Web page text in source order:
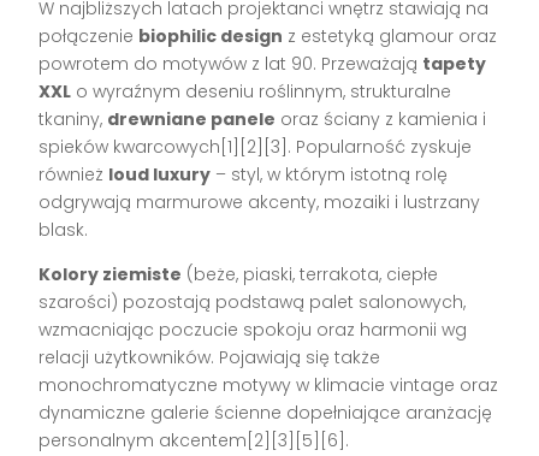
W najbliższych latach projektanci wnętrz stawiają na
połączenie biophilic design z estetyką glamour oraz
powrotem do motywów z lat 90. Przeważają tapety
XXL o wyraźnym deseniu roślinnym, strukturalne
tkaniny, drewniane panele oraz ściany z kamienia i
spieków kwarcowych[1][2][3]. Popularność zyskuje
również loud luxury – styl, w którym istotną rolę
odgrywają marmurowe akcenty, mozaiki i lustrzany
blask.
Kolory ziemiste (beże, piaski, terrakota, ciepłe
szarości) pozostają podstawą palet salonowych,
wzmacniając poczucie spokoju oraz harmonii wg
relacji użytkowników. Pojawiają się także
monochromatyczne motywy w klimacie vintage oraz
dynamiczne galerie ścienne dopełniające aranżację
personalnym akcentem[2][3][5][6].